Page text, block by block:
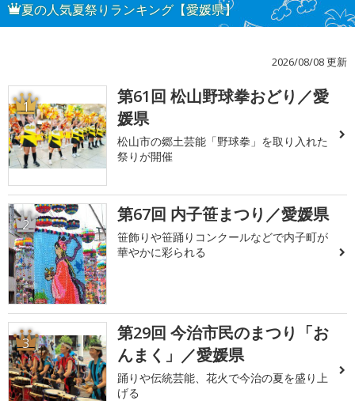
夏の人気夏祭りランキング【愛媛県】
2026/08/08 更新
1
第61回 松山野球拳おどり／愛
媛県
松山市の郷土芸能「野球拳」を取り入れた
祭りが開催
2 第67回 内子笹まつり／愛媛県
笹飾りや笹踊りコンクールなどで内子町が
華やかに彩られる
3
第29回 今治市民のまつり「お
んまく」／愛媛県
踊りや伝統芸能、花火で今治の夏を盛り上
げる